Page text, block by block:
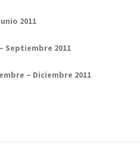
2011
Septiembre 2011
– Diciembre 2011